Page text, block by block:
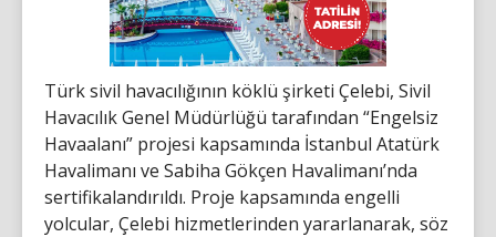
Türk sivil havacılığının köklü şirketi Çelebi, Sivil
Havacılık Genel Müdürlüğü tarafından “Engelsiz
Havaalanı” projesi kapsamında İstanbul Atatürk
Havalimanı ve Sabiha Gökçen Havalimanı’nda
sertifikalandırıldı. Proje kapsamında engelli
yolcular, Çelebi hizmetlerinden yararlanarak, söz